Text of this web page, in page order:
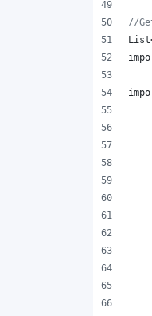
//
List